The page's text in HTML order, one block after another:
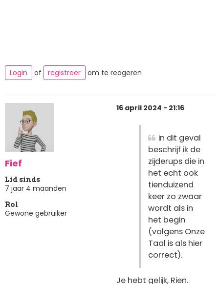
Login of registreer om te reageren
Fief
Lid sinds
7 jaar 4 maanden
Rol
Gewone gebruiker
16 april 2024 - 21:16
in dit geval
beschrijf ik de
zijderups die in
het echt ook
tienduizend
keer zo zwaar
wordt als in
het begin
(volgens Onze
Taal is als hier
correct).
Je hebt gelijk, Rien.